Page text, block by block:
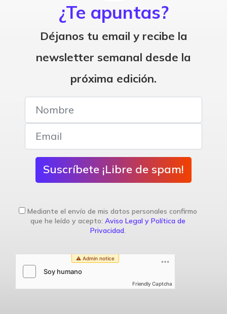
¿Te apuntas?
Déjanos tu email y recibe la
newsletter semanal desde la
próxima edición.
Suscríbete ¡Libre de spam!
Mediante el envío de mis datos personales confirmo
que he leído y acepto: Aviso Legal y Política de
Privacidad.
Friendly Captcha